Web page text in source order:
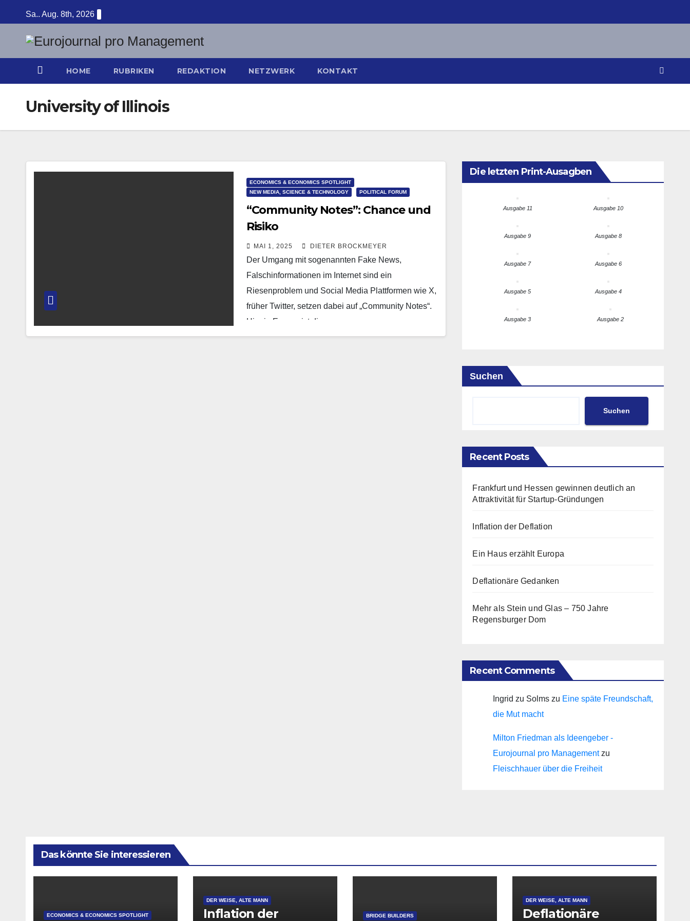
Inhalt
springen
Sa.. Aug. 8th, 2026
HOME RUBRIKEN REDAKTION NETZWERK KONTAKT
University of Illinois
ECONOMICS & ECONOMICS SPOTLIGHT
NEW MEDIA, SCIENCE & TECHNOLOGY
POLITICAL FORUM
“Community Notes”: Chance und
Risiko
MAI 1, 2025 DIETER BROCKMEYER
Der Umgang mit sogenannten Fake News,
Falschinformationen im Internet sind ein
Riesenproblem und Social Media Plattformen wie X,
früher Twitter, setzen dabei auf „Community Notes“.
Hier in Europa ist die…
Die letzten Print-Ausagben
Ausgabe 11 Ausgabe 10
Ausgabe 9 Ausgabe 8
Ausgabe 7 Ausgabe 6
Ausgabe 5 Ausgabe 4
Ausgabe 3 Ausgabe 2
Suchen
Suchen
Recent Posts
Frankfurt und Hessen gewinnen deutlich an
Attraktivität für Startup-Gründungen
Inflation der Deflation
Ein Haus erzählt Europa
Deflationäre Gedanken
Mehr als Stein und Glas – 750 Jahre
Regensburger Dom
Recent Comments
Ingrid zu Solms zu Eine späte Freundschaft,
die Mut macht
Milton Friedman als Ideengeber -
Eurojournal pro Managementzu
Fleischhauer über die Freiheit
Das könnte Sie interessieren
ECONOMICS & ECONOMICS SPOTLIGHT
DER WEISE, ALTE MANN
Inflation der
BRIDGE BUILDERS
DER WEISE, ALTE MANN
Deflationäre